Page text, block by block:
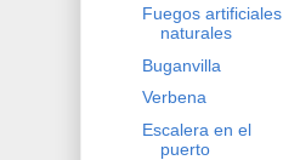
Fuegos artificiales
naturales
Buganvilla
Verbena
Escalera en el
puerto